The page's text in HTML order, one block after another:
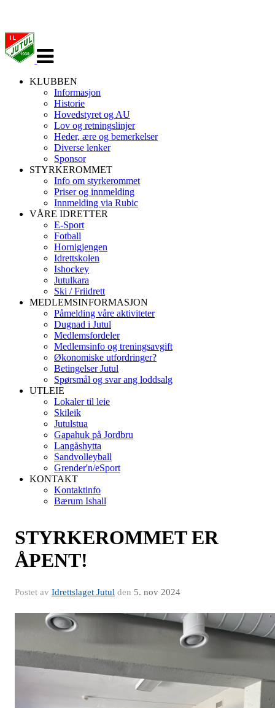
navigasjon
KLUBBEN
Informasjon
Historie
Hovedstyret og AU
Lov og retningslinjer
Heder, ære og bemerkelser
Diverse lenker
Sponsor
STYRKEROMMET
Info om styrkerommet
Priser og innmelding
Innmelding via Rubic
VÅRE IDRETTER
E-Sport
Fotball
Hornigjengen
Idrettskolen
Ishockey
Jutulkara
Ski / Friidrett
MEDLEMSINFORMASJON
Påmelding våre aktiviteter
Dugnad i Jutul
Medlemsfordeler
Medlemsinfo og treningsavgift
Økonomiske utfordringer?
Betingelser Jutul
Spørsmål og svar ang loddsalg
UTLEIE
Lokaler til leie
Skileik
Jutulstua
Gapahuk på Jordbru
Langåshytta
Sandvolleyball
Grender'n/eSport
KONTAKT
Kontaktinfo
Bærum Ishall
STYRKEROMMET ER
ÅPENT!
Postet av Idrettslaget Jutul den 5. nov 2024